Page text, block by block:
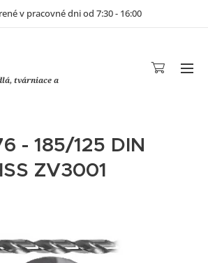
v pracovné dni od 7:30 - 16:00
tvárniace a
- 185/125 DIN
ZV3001